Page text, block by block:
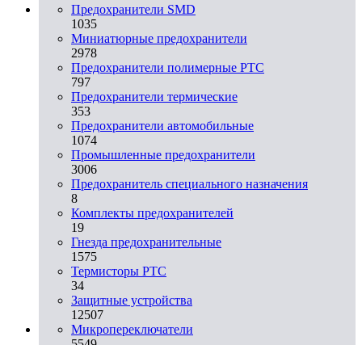
Предохранители SMD
1035
Миниатюрные предохранители
2978
Предохранители полимерные PTC
797
Предохранители термические
353
Предохранители автомобильные
1074
Промышленные предохранители
3006
Предохранитель специального назначения
8
Комплекты предохранителей
19
Гнезда предохранительные
1575
Термисторы PTC
34
Защитные устройства
12507
Микропереключатели